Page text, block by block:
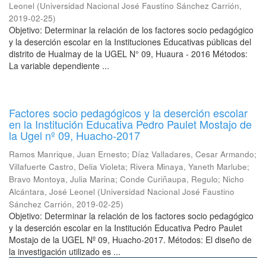
Leonel (Universidad Nacional José Faustino Sánchez Carrión,
2019-02-25)
Objetivo: Determinar la relación de los factores socio pedagógico
y la deserción escolar en la Instituciones Educativas públicas del
distrito de Hualmay de la UGEL N° 09, Huaura - 2016 Métodos:
La variable dependiente ...
Factores socio pedagógicos y la deserción escolar
en la Institución Educativa Pedro Paulet Mostajo de
la Ugel nº 09, Huacho-2017
Ramos Manrique, Juan Ernesto; Díaz Valladares, Cesar Armando;
Villafuerte Castro, Delia Violeta; Rivera Minaya, Yaneth Marlube;
Bravo Montoya, Julia Marina; Conde Curiñaupa, Regulo; Nicho
Alcántara, José Leonel (Universidad Nacional José Faustino
Sánchez Carrión, 2019-02-25)
Objetivo: Determinar la relación de los factores socio pedagógico
y la deserción escolar en la Institución Educativa Pedro Paulet
Mostajo de la UGEL Nº 09, Huacho-2017. Métodos: El diseño de
la investigación utilizado es ...